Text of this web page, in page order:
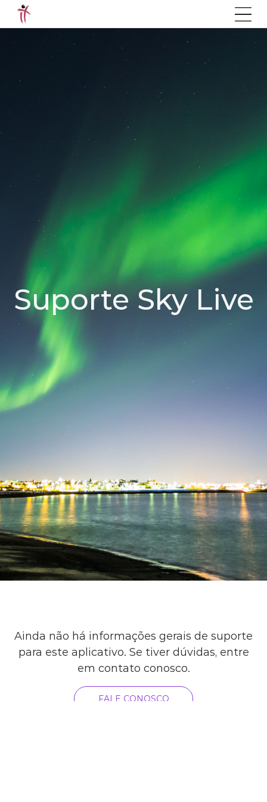
Suporte Sky Live
Ainda não há informações gerais de suporte
para este aplicativo. Se tiver dúvidas, entre
em contato conosco.
FALE CONOSCO